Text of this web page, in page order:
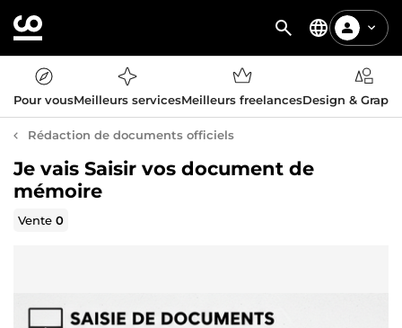
Pour vousMeilleurs servicesMeilleurs freelancesDesign &
Rédaction de documents officiels
Je vais Saisir vos document de
mémoire
Vente0